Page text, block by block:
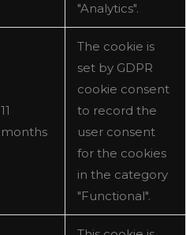
"Analytics".
11
months
The cookie is
set by GDPR
cookie consent
to record the
user consent
for the cookies
in the category
"Functional".